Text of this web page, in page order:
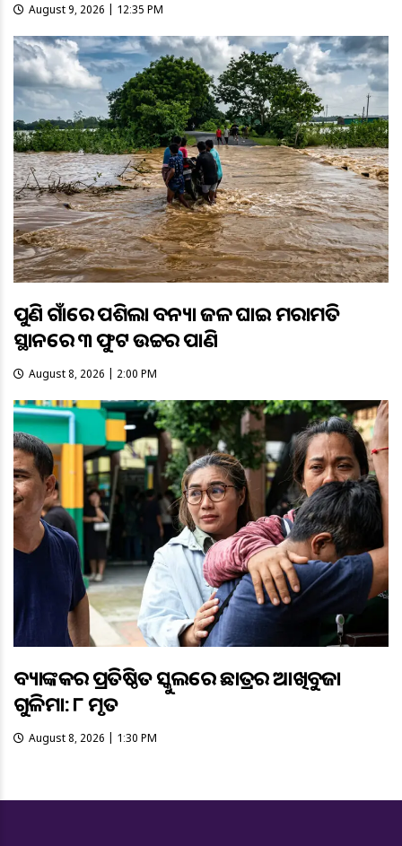
August 9, 2026 | 12:35 PM
ପୁଣି ଗାଁରେ ପଶିଲା ବନ୍ୟା ଜଳ ଘାଇ ମରାମତି
ସ୍ଥାନରେ ୩ ଫୁଟ ଉଚ୍ଚର ପାଣି
August 8, 2026 | 2:00 PM
ବ୍ୟାଙ୍କକର ପ୍ରତିଷ୍ଠିତ ସ୍କୁଲରେ ଛାତ୍ରର ଆଖିବୁଜା
ଗୁଳିମାଡ଼: ୮ ମୃତ
August 8, 2026 | 1:30 PM